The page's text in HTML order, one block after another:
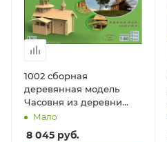
1002 сборная
деревянная модель
Часовня из деревни
Вигово СВ Модель
Мало
8 045 руб.